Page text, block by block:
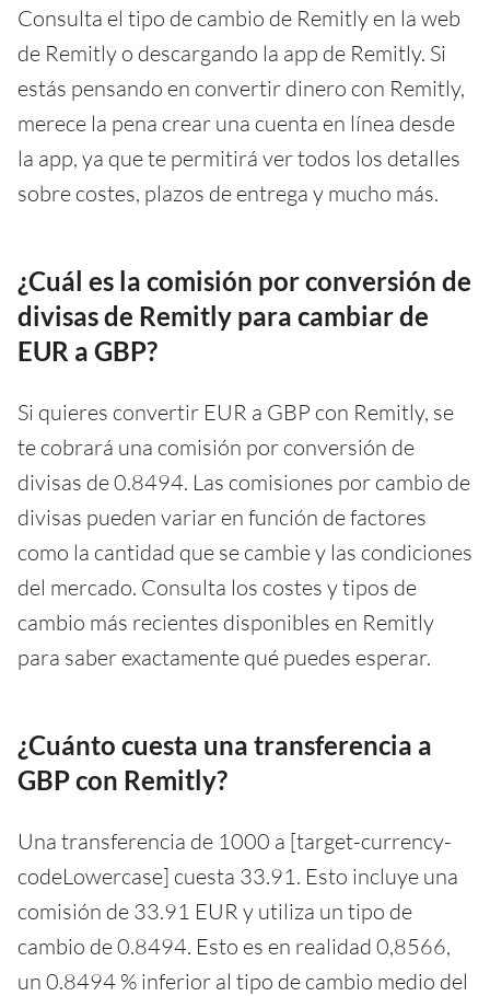
Consulta el tipo de cambio de Remitly en la web
de Remitly o descargando la app de Remitly. Si
estás pensando en convertir dinero con Remitly,
merece la pena crear una cuenta en línea desde
la app, ya que te permitirá ver todos los detalles
sobre costes, plazos de entrega y mucho más.
¿Cuál es la comisión por conversión de
divisas de Remitly para cambiar de
EUR a GBP?
Si quieres convertir EUR a GBP con Remitly, se
te cobrará una comisión por conversión de
divisas de 0.8494. Las comisiones por cambio de
divisas pueden variar en función de factores
como la cantidad que se cambie y las condiciones
del mercado. Consulta los costes y tipos de
cambio más recientes disponibles en Remitly
para saber exactamente qué puedes esperar.
¿Cuánto cuesta una transferencia a
GBP con Remitly?
Una transferencia de 1000 a [target-currency-
codeLowercase] cuesta 33.91. Esto incluye una
comisión de 33.91 EUR y utiliza un tipo de
cambio de 0.8494. Esto es en realidad 0,8566,
un 0.8494 % inferior al tipo de cambio medio del